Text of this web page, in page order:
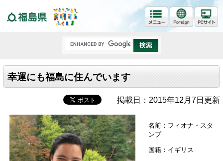
幸運にも福島に住んでいます
掲載日：2015年12月7日更新
名前：フィオナ・スタ
ンプ
国籍：イギリス